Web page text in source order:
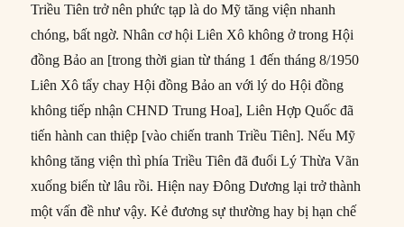
Triều Tiên trở nên phức tạp là do Mỹ tăng viện nhanh
chóng, bất ngờ. Nhân cơ hội Liên Xô không ở trong Hội
đồng Bảo an [trong thời gian từ tháng 1 đến tháng 8/1950
Liên Xô tẩy chay Hội đồng Bảo an với lý do Hội đồng
không tiếp nhận CHND Trung Hoa], Liên Hợp Quốc đã
tiến hành can thiệp [vào chiến tranh Triều Tiên]. Nếu Mỹ
không tăng viện thì phía Triều Tiên đã đuổi Lý Thừa Vãn
xuống biển từ lâu rồi. Hiện nay Đông Dương lại trở thành
một vấn đề như vậy. Kẻ đương sự thường hay bị hạn chế